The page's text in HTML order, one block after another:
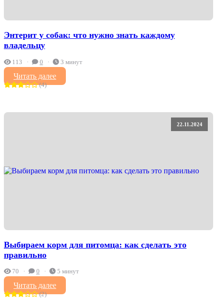
Энтерит у собак: что нужно знать каждому
владельцу
113 0 3 минут
Читать далее
(4)
22.11.2024
Выбираем корм для питомца: как сделать это
правильно
70 0 5 минут
Читать далее
(2)